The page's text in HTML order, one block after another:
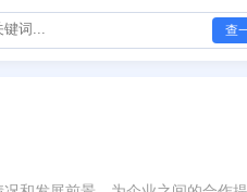
查